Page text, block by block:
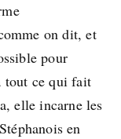
on dit, et
pour
tout ce qui fait
elle incarne les
en